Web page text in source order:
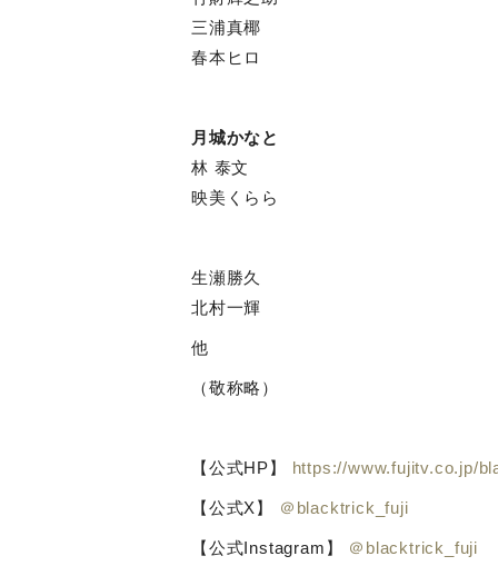
三浦真椰
春本ヒロ
月城かなと
林 泰文
映美くらら
生瀬勝久
北村一輝
他
（敬称略）
【公式HP】 https://www.fujitv.co.jp/
【公式X】 ＠ blacktrick_fuji
【公式Instagram 】 ＠ blacktrick_fuji